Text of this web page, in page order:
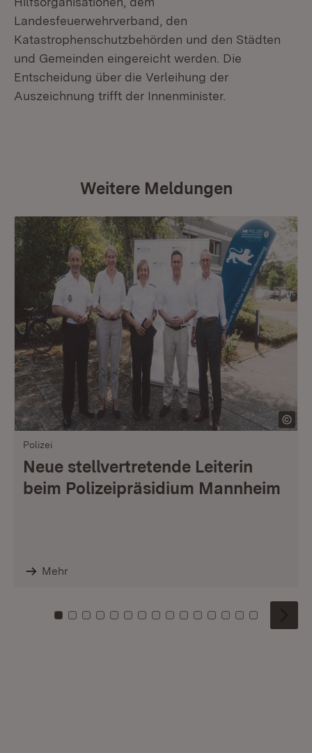
Landesfeuerwehrverband, den
Katastrophenschutzbehörden und den Städten
und Gemeinden eingereicht werden. Die
Entscheidung über die Verleihung der
Auszeichnung trifft der Innenminister.
Weitere Meldungen
Polizei
Neue stellvertretende Leiterin
beim Polizeipräsidium Mannheim
Mehr
Zu Kachel: 0
Zu Kachel: 1
Zu Kachel: 2
Zu Kachel: 3
Zu Kachel: 4
Zu Kachel: 5
Zu Kachel: 6
Zu Kachel: 7
Zu Kachel: 8
Zu Kachel: 9
Zu Kachel: 10
Zu Kachel: 11
Zu Kachel: 12
Zu Kachel:
Zu